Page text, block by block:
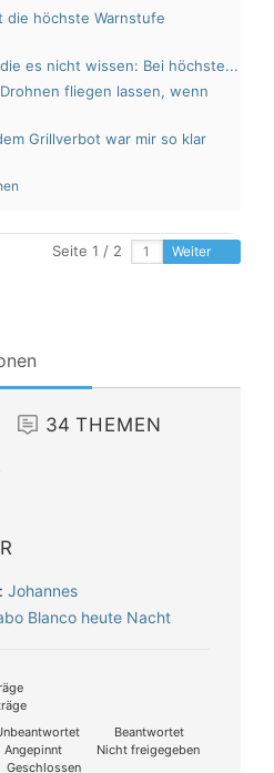
die höchste Warnstufe
es nicht wissen: Bei höchste...
fliegen lassen, wenn
Grillverbot war mir so klar
Seite 1 / 2 Weiter
34 THEMEN
Johannes
Blanco heute Nacht
Beantwortet
Angepinnt
Nicht freigegeben
Geschlossen